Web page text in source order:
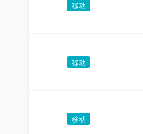
移动
移动
移动